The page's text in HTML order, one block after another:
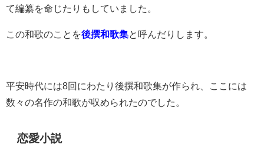
て編纂を命じたりもしていました。
この和歌のことを後撰和歌集と呼んだりします。
平安時代には8回にわたり後撰和歌集が作られ、ここには
数々の名作の和歌が収められたのでした。
恋愛小説